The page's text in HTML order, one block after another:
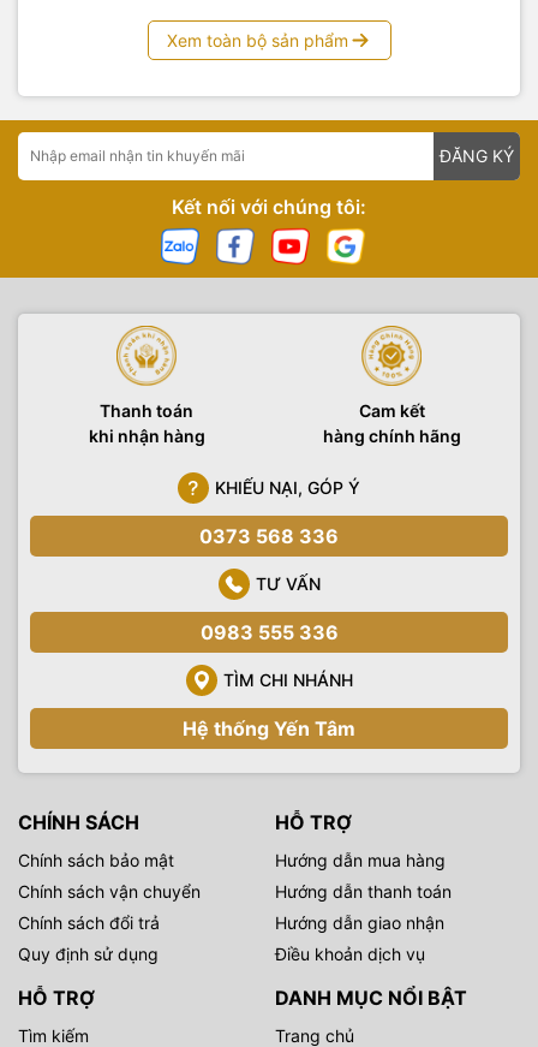
dụng sản phẩm.
hệ hotline0983555336để có giá tốt nhất .
Yến Tâm Camerachuyên cung cấp các loại máy ảnh, máy
quay phim, các loại đèn phục vụ quay phim, chụp ảnh sản
chính hãng. Thiết bị hình ảnh Yến Tâm cũng là đơn vị
trọn gói, tư vấn và chuyển giao các công nghệ
trường quay ảo đến mọi khách hàng có nhu cầu.
Xem toàn bộ sản phẩm
ĐĂNG KÝ
Kết nối với chúng tôi:
Thanh toán
khi nhận hàng
Cam kết
hàng chính hãng
KHIẾU NẠI, GÓP Ý
0373 568 336
TƯ VẤN
0983 555 336
TÌM CHI NHÁNH
Hệ thống Yến Tâm
CHÍNH SÁCH
Chính sách bảo mật
Chính sách vận chuyển
Chính sách đổi trả
Quy định sử dụng
HỖ TRỢ
Hướng dẫn mua hàng
Hướng dẫn thanh toán
Hướng dẫn giao nhận
Điều khoản dịch vụ
HỖ TRỢ
Tìm kiếm
DANH MỤC NỔI BẬT
Trang chủ